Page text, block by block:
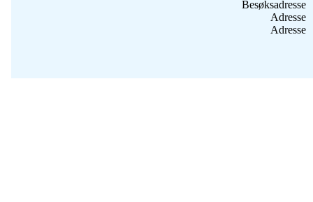
Besøksadresse
Adresse
Adresse